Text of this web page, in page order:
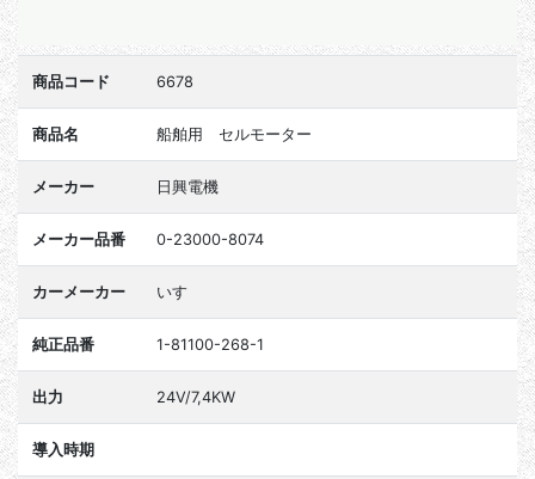
商品コード 6678
商品名 船舶用 セルモーター
メーカー 日興電機
メーカー品番 0-23000-8074
カーメーカー いすゞ
純正品番 1-81100-268-1
出力 24V/7,4KW
導入時期